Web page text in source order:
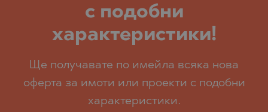
с подобни
характеристики!
Ще получавате по имейла всяка нова
оферта за имоти или проекти с подобни
характеристики.